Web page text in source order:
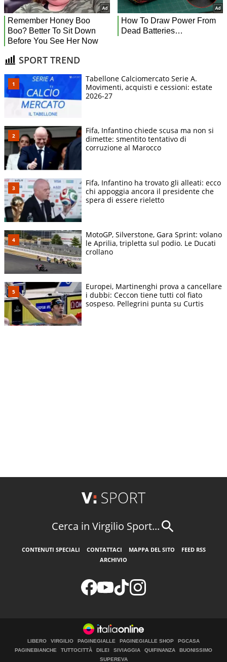
SPORT TREND
Tabellone Calciomercato Serie A.
Movimenti, acquisti e cessioni: estate
2026-27
Fifa, Infantino chiede scusa ma non si
dimette: smentito tentativo di
corruzione al Marocco
Fifa, Infantino ha trovato gli alleati: ecco
chi appoggia ancora il presidente che
spera di essere rieletto
MotoGP, Silverstone, Gara Sprint: volano
le Aprilia, tripletta sul podio. Le Ducati
crollano
Europei, Martinenghi prova a cancellare
i dubbi: Ceccon tiene tutti col fiato
sospeso. Pellegrini punta su Curtis
Cerca in Virgilio Sport...
CONTENUTI SPECIALI CONTATTACI MAPPA DEL SITO
FEED RSS
ARCHIVIO
LIBERO VIRGILIO PAGINEGIALLE PAGINEGIALLE SHOP
PGCASA
PAGINEBIANCHE
TUTTOCITTÀ DILEI SIVIAGGIA QUIFINANZA
BUONISSIMO
SUPEREVA